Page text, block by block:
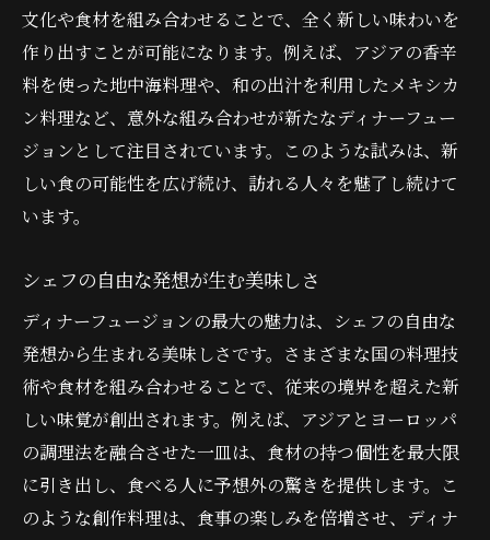
文化や食材を組み合わせることで、全く新しい味わいを
作り出すことが可能になります。例えば、アジアの香辛
料を使った地中海料理や、和の出汁を利用したメキシカ
ン料理など、意外な組み合わせが新たなディナーフュー
ジョンとして注目されています。このような試みは、新
しい食の可能性を広げ続け、訪れる人々を魅了し続けて
います。
シェフの自由な発想が生む美味しさ
ディナーフュージョンの最大の魅力は、シェフの自由な
発想から生まれる美味しさです。さまざまな国の料理技
術や食材を組み合わせることで、従来の境界を超えた新
しい味覚が創出されます。例えば、アジアとヨーロッパ
の調理法を融合させた一皿は、食材の持つ個性を最大限
に引き出し、食べる人に予想外の驚きを提供します。こ
のような創作料理は、食事の楽しみを倍増させ、ディナ